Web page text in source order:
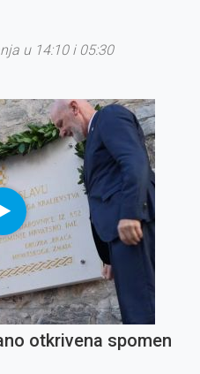
u 14:10 i 05:30
otkrivena spomen